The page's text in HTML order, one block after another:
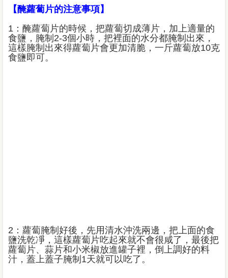
【醃蘿蔔片的注意事項】
1：醃蘿蔔片的時候，把蘿蔔切成薄片，加上適量的
食鹽，腌制2-3個小時，把裡面的水分都腌制出來，
這樣腌制出來得蘿蔔片會更加清脆，一斤蘿蔔放10克
食鹽即可。
2：蘿蔔腌制好後，先用清水沖洗兩邊，把上面的食
鹽洗乾凈，這樣蘿蔔片吃起來就不會很咸了，最後把
蘿蔔片、蒜片和小米椒放進罐子裡，倒上調好的料
汁，蓋上蓋子腌制1天就可以吃了。